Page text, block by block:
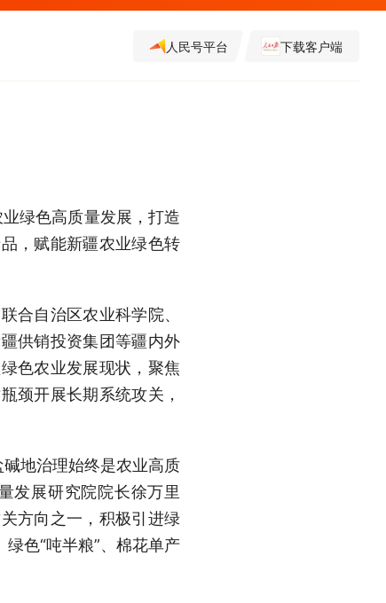
人民号平台 下载客户端
绿色高质量发展，打造
，赋能新疆农业绿色转
合自治区农业科学院、
供销投资集团等疆内外
色农业发展现状，聚焦
颈开展长期系统攻关，
地治理始终是农业高质
发展研究院院长徐万里
方向之一，积极引进绿
色“吨半粮”、棉花单产